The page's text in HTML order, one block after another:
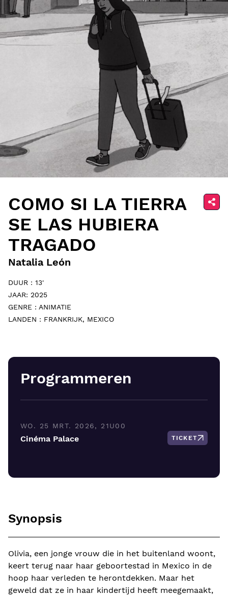
COMO SI LA TIERRA
SE LAS HUBIERA
TRAGADO
Natalia León
DUUR : 13'
JAAR: 2025
GENRE : ANIMATIE
LANDEN : FRANKRIJK, MEXICO
Synopsis
Olivia, een jonge vrouw die in het buitenland woont,
keert terug naar haar geboortestad in Mexico in de
hoop haar verleden te herontdekken. Maar het
geweld dat ze in haar kindertijd heeft meegemaakt,
Programmeren
WO. 25 MRT. 2026, 21U00
Cinéma Palace TICKET